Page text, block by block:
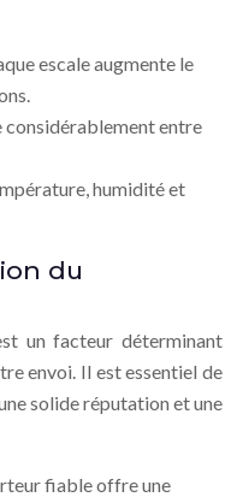
escale augmente le
considérablement entre
humidité et
du
un facteur déterminant
envoi. Il est essentiel de
solide réputation et une
fiable offre une